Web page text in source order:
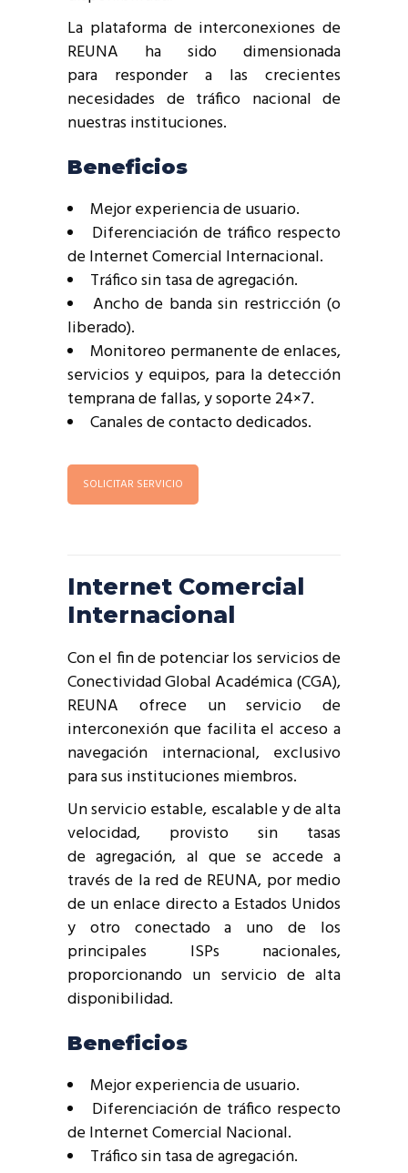
La plataforma de interconexiones de
REUNA ha sido dimensionada
para responder a las crecientes
necesidades de tráfico nacional de
nuestras instituciones.
Beneficios
Mejor experiencia de usuario.
Diferenciación de tráfico respecto
de Internet Comercial Internacional.
Tráfico sin tasa de agregación.
Ancho de banda sin restricción (o
liberado).
Monitoreo permanente de enlaces,
servicios y equipos, para la detección
temprana de fallas, y soporte 24×7.
Canales de contacto dedicados.
SOLICITAR SERVICIO
Internet Comercial
Internacional
Con el fin de potenciar los servicios de
Conectividad Global Académica (CGA),
REUNA ofrece un servicio de
interconexión que facilita el acceso a
navegación internacional, exclusivo
para sus instituciones miembros.
Un servicio estable, escalable y de alta
velocidad, provisto sin tasas
de agregación, al que se accede a
través de la red de REUNA, por medio
de un enlace directo a Estados Unidos
y otro conectado a uno de los
principales ISPs nacionales,
proporcionando un servicio de alta
disponibilidad.
Beneficios
Mejor experiencia de usuario.
Diferenciación de tráfico respecto
de Internet Comercial Nacional.
Tráfico sin tasa de agregación.